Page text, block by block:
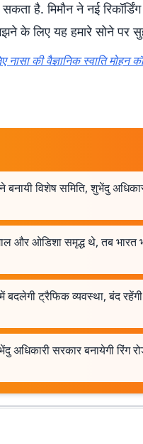
है. मिमौन ने नई
के लिए यह हमारे सोने पर
की वैज्ञानिक स्वाति मोहन
बनायी विशेष समिति, शुभेंदु
और ओडिशा समृद्ध थे, तब भारत
बदलेगी ट्रैफिक व्यवस्था, बंद
अधिकारी सरकार बनायेगी रिंग